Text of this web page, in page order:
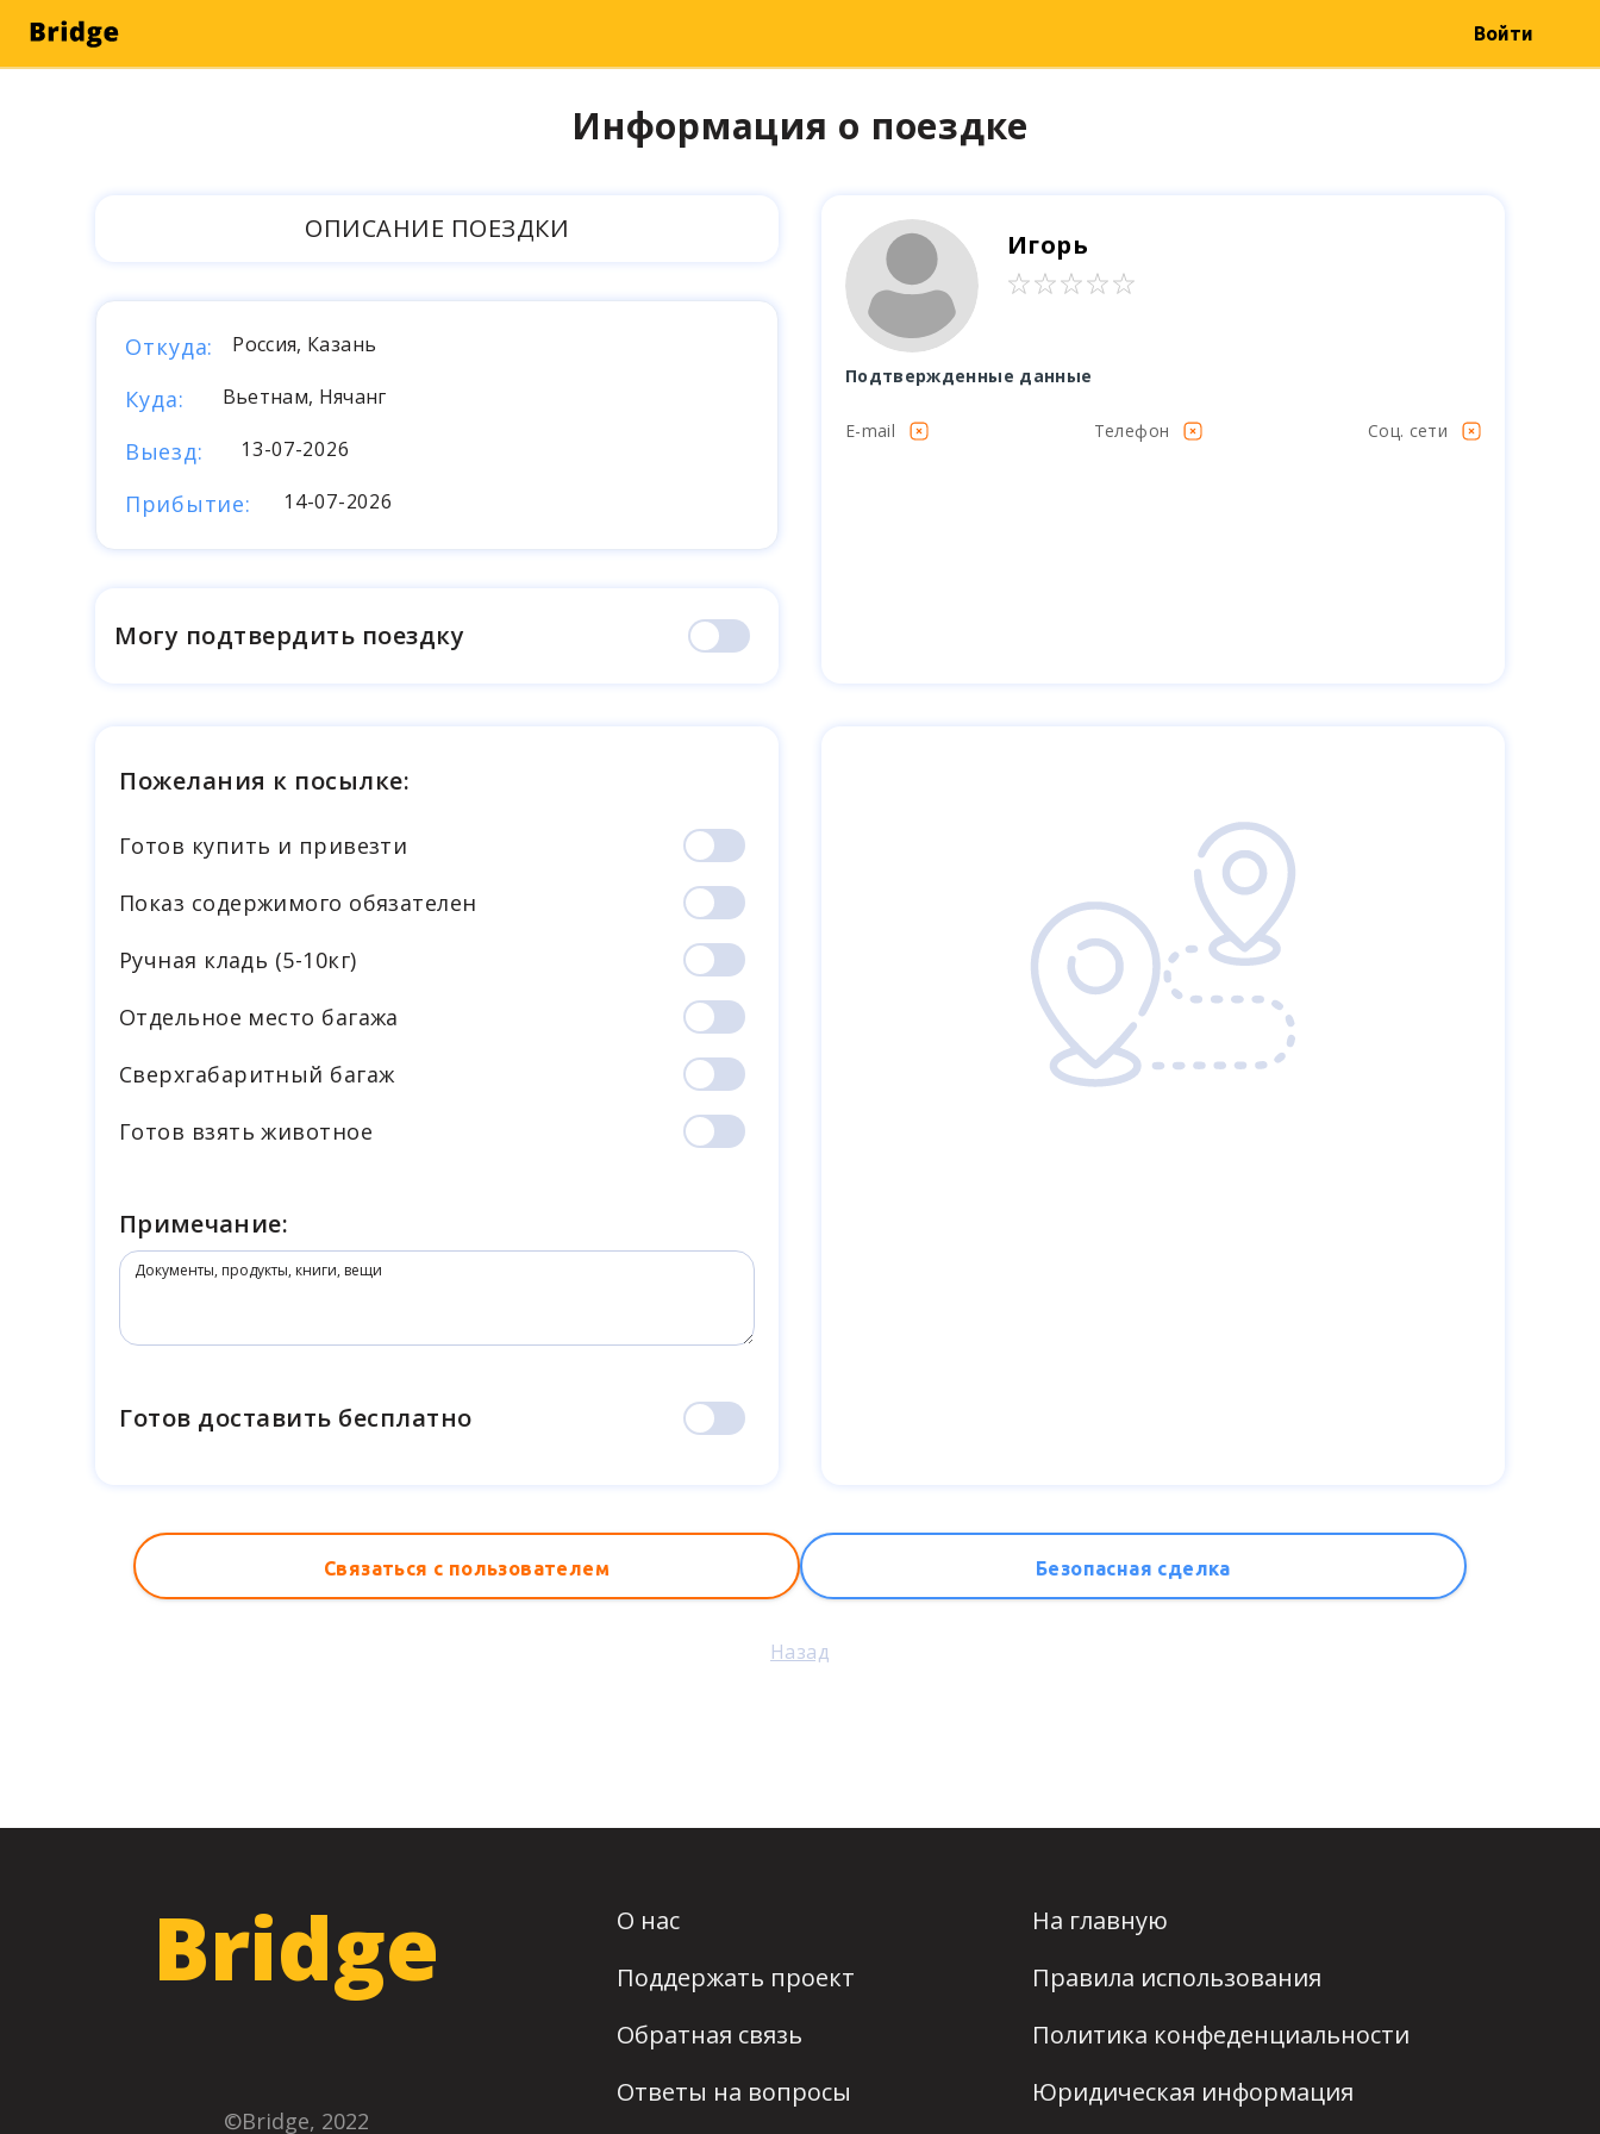
Войти
Информация о поездке
ОПИСАНИЕ ПОЕЗДКИ
Откуда: Россия, Казань
Куда: Вьетнам, Нячанг
Выезд: 13-07-2026
Прибытие: 14-07-2026
Могу подтвердить поездку
Игорь
Подтвержденные данные
E-mail Телефон Соц. сети
Пожелания к посылке:
Готов купить и привезти
Показ содержимого обязателен
Ручная кладь (5-10кг)
Отдельное место багажа
Cверхгабаритный багаж
Готов взять животное
Примечание:
Готов доставить бесплатно
Связаться с пользователем Безопасная сделка
Назад
Bridge
©Bridge, 2022
О нас
Поддержать проект
Обратная связь
Ответы на вопросы
На главную
Правила использования
Политика конфеденциальности
Юридическая информация